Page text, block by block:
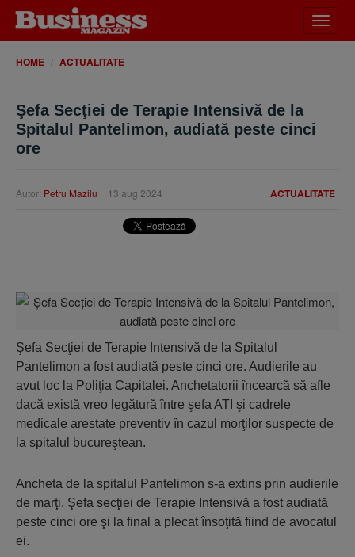
meniu
HOME ACTUALITATE
Şefa Secţiei de Terapie Intensivă de la
Spitalul Pantelimon, audiată peste cinci
ore
ACTUALITATE
Autor: Petru Mazilu 13 aug 2024
Şefa Secţiei de Terapie Intensivă de la Spitalul
Pantelimon a fost audiată peste cinci ore. Audierile au
avut loc la Poliţia Capitalei. Anchetatorii încearcă să afle
dacă există vreo legătură între şefa ATI şi cadrele
medicale arestate preventiv în cazul morţilor suspecte de
la spitalul bucureştean.
Ancheta de la spitalul Pantelimon s-a extins prin audierile
de marţi. Şefa secţiei de Terapie Intensivă a fost audiată
peste cinci ore şi la final a plecat însoţită fiind de avocatul
ei.